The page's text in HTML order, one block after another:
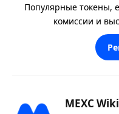
Популярные токены,
комиссии и
MEXC Wiki